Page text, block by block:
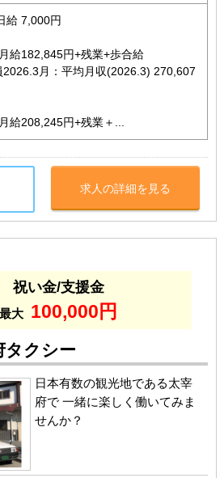
給 7,000円
給182,845円+残業+歩合給
2026.3月：平均月収(2026.3) 270,607
給208,245円+残業＋...
求人の詳細を見る
祝い金/支援金
最大 100,000円
タクシー
日本有数の観光地である太宰
府で 一緒に楽しく働いてみま
せんか？